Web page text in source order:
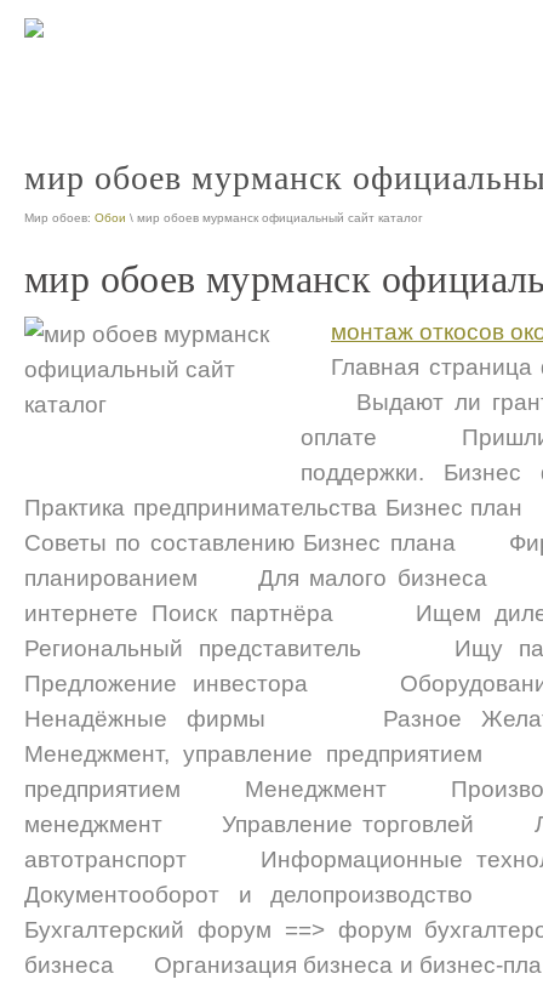
мир обоев мурманск
Мир обоев: Обои \ мир обоев мурманск официальный сайт каталог
мир обоев мурманск
монтаж откосов
Главная
Выдают ли
оплате
поддержки.
Практика предпринимательства Бизнес
Советы по составлению Бизнес плана
планированием Для малого
интернете Поиск партнёра Ищем
Региональный представитель Ищу
Предложение инвестора
Ненадёжные фирмы Разное
Менеджмент, управление предприятием
предприятием Менеджмент
менеджмент Управление торговлей
автотранспорт Информационные
Документооборот и
Бухгалтерский форум ==> форум
бизнеса Организация бизнеса и бизнес-